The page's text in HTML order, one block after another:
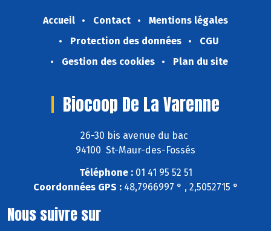
Accueil Contact
Mentions légales
Protection des données
CGU
Gestion des cookies
Plan du site
Biocoop De La Varenne
26-30 bis avenue du bac
94100 St-Maur-des-Fossés
Téléphone :01 41 95 52 51
Coordonnées GPS :48,7966997 ° , 2,5052715 °
Nous suivre sur